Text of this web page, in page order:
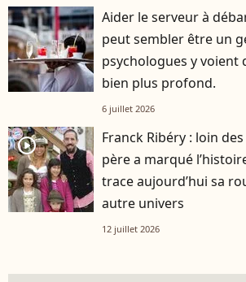
Aider le serveur à
peut sembler être un
psychologues y voient
bien plus profond.
6 juillet 2026
player2
Franck Ribéry : loin
père a marqué
trace aujourd’hui sa
autre univers
12 juillet 2026